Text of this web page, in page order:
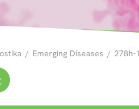
/ Emerging Diseases / 278h-1